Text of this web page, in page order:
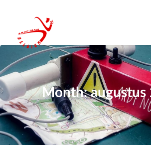
Month: augustus